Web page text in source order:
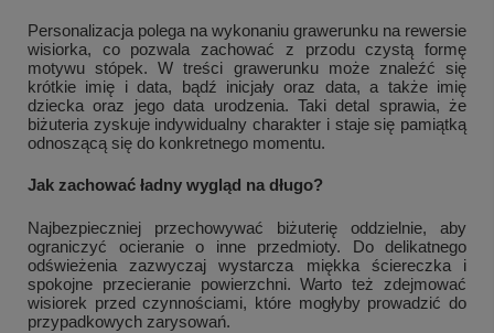
Personalizacja polega na wykonaniu grawerunku na rewersie
wisiorka, co pozwala zachować z przodu czystą formę
motywu stópek. W treści grawerunku może znaleźć się
krótkie imię i data, bądź inicjały oraz data, a także imię
dziecka oraz jego data urodzenia. Taki detal sprawia, że
biżuteria zyskuje indywidualny charakter i staje się pamiątką
odnoszącą się do konkretnego momentu.
Jak zachować ładny wygląd na długo?
Najbezpieczniej przechowywać biżuterię oddzielnie, aby
ograniczyć ocieranie o inne przedmioty. Do delikatnego
odświeżenia zazwyczaj wystarcza miękka ściereczka i
spokojne przecieranie powierzchni. Warto też zdejmować
wisiorek przed czynnościami, które mogłyby prowadzić do
przypadkowych zarysowań.